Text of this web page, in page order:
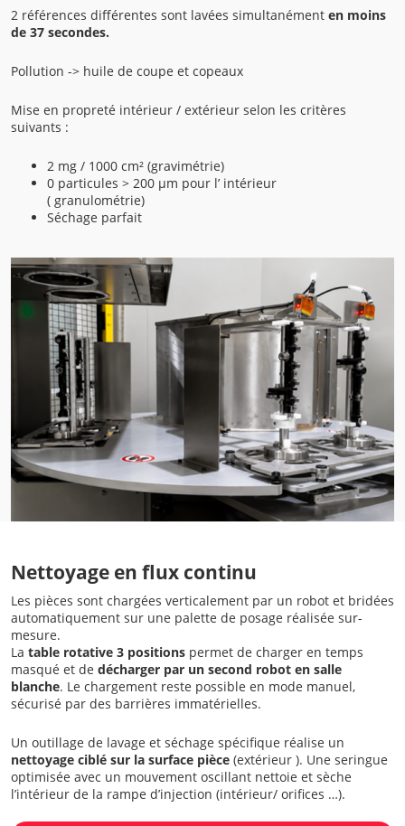
2 références différentes sont lavées simultanément en moins
de 37 secondes.
Pollution -> huile de coupe et copeaux
Mise en propreté intérieur / extérieur selon les critères
suivants :
2 mg / 1000 cm² (gravimétrie)
0 particules > 200 µm pour l’ intérieur
( granulométrie)
Séchage parfait
Nettoyage en flux continu
Les pièces sont chargées verticalement par un robot et bridées
automatiquement sur une palette de posage réalisée sur-
mesure.
La table rotative 3 positions permet de charger en temps
masqué et de décharger par un second robot en salle
blanche. Le chargement reste possible en mode manuel,
sécurisé par des barrières immatérielles.
Un outillage de lavage et séchage spécifique réalise un
nettoyage ciblé sur la surface pièce (extérieur ). Une seringue
optimisée avec un mouvement oscillant nettoie et sèche
l’intérieur de la rampe d’injection (intérieur/ orifices …).